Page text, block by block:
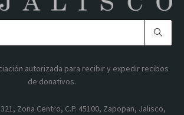
autorizada para recibir y expedir recibos
de donativos.
Zona Centro, C.P. 45100, Zapopan, Jalisco,